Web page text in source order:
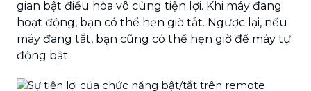
gian bật điều hòa vô cùng tiện lợi. Khi máy đang
hoạt động, bạn có thể hẹn giờ tắt. Ngược lại, nếu
máy đang tắt, bạn cũng có thể hẹn giờ để máy tự
động bật.